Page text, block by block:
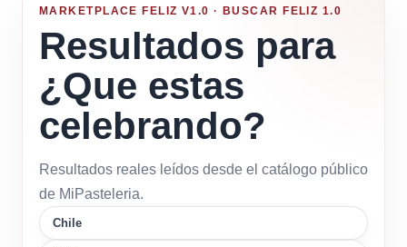
MARKETPLACE FELIZ V1.0 · BUSCAR FELIZ 1.0
Resultados para
¿Que estas
celebrando?
Resultados reales leídos desde el catálogo público
de MiPasteleria.
Chile